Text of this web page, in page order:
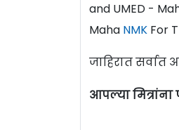
and UMED -
Maha NMK For
जाहिरात
आपल्या मित्रांना